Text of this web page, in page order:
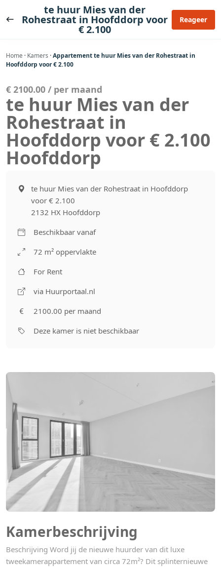
naar
te huur Mies van der
Rohestraat in Hoofddorp voor
€ 2.100
Reageer
Home · Kamers ·Appartement te huur Mies van der Rohestraat in
Hoofddorp voor € 2.100
Kamerbeschrijving
Beschrijving Word jij de nieuwe huurder van dit luxe
tweekamerappartement van circa 72m²? Dit splinternieuwe
€ 2100.00 / per maand
te huur Mies van der
Rohestraat in
Hoofddorp voor € 2.100
Hoofddorp
te huur Mies van der Rohestraat in Hoofddorp
voor € 2.100
2132 HX Hoofddorp
Beschikbaar vanaf
72 m² oppervlakte
For Rent
via Huurportaal.nl
2100.00 per maand
Deze kamer is niet beschikbaar